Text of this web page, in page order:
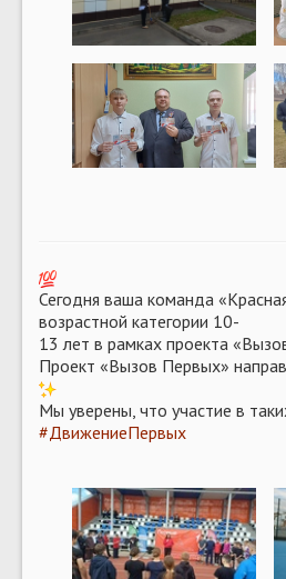
Сегодня ваша команда
возрастной категории 10-
13 лет в рамках проекта
Проект «Вызов Первых»
Мы уверены, что участие в
#ДвижениеПервых